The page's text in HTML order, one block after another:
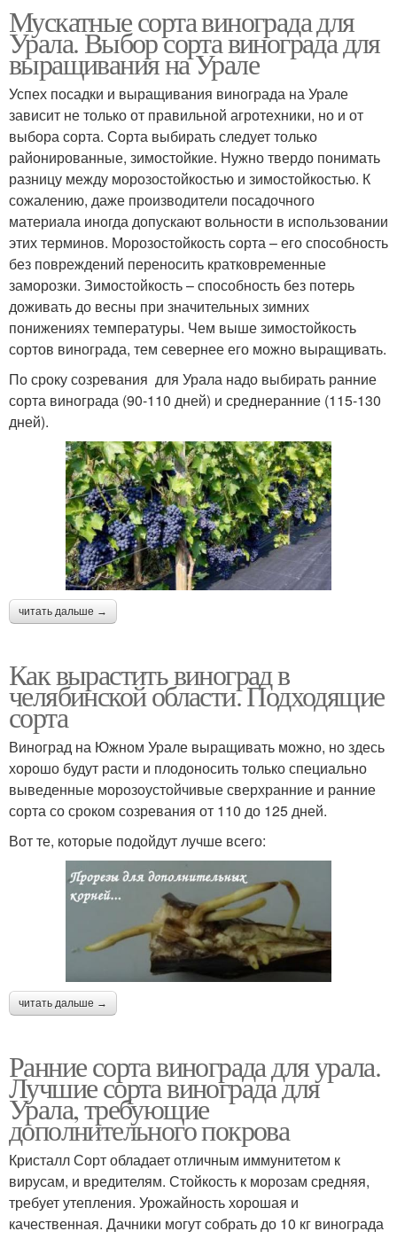
Мускатные сорта винограда для
Урала. Выбор сорта винограда для
выращивания на Урале
Успех посадки и выращивания винограда на Урале
зависит не только от правильной агротехники, но и от
выбора сорта. Сорта выбирать следует только
районированные, зимостойкие. Нужно твердо понимать
разницу между морозостойкостью и зимостойкостью. К
сожалению, даже производители посадочного
материала иногда допускают вольности в использовании
этих терминов. Морозостойкость сорта – его способность
без повреждений переносить кратковременные
заморозки. Зимостойкость – способность без потерь
доживать до весны при значительных зимних
понижениях температуры. Чем выше зимостойкость
сортов винограда, тем севернее его можно выращивать.
По сроку созревания для Урала надо выбирать ранние
сорта винограда (90-110 дней) и среднеранние (115-130
дней).
читать дальше →
Как вырастить виноград в
челябинской области. Подходящие
сорта
Виноград на Южном Урале выращивать можно, но здесь
хорошо будут расти и плодоносить только специально
выведенные морозоустойчивые сверхранние и ранние
сорта со сроком созревания от 110 до 125 дней.
Вот те, которые подойдут лучше всего:
читать дальше →
Ранние сорта винограда для урала.
Лучшие сорта винограда для
Урала, требующие
дополнительного покрова
Кристалл Сорт обладает отличным иммунитетом к
вирусам, и вредителям. Стойкость к морозам средняя,
требует утепления. Урожайность хорошая и
качественная. Дачники могут собрать до 10 кг винограда